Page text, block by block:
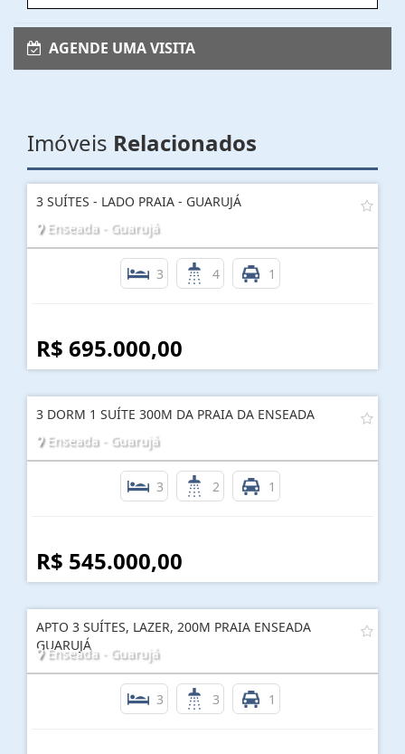
AGENDE UMA VISITA
Imóveis Relacionados
3 SUÍTES - LADO PRAIA - GUARUJÁ
Enseada - Guarujá
3 4 1
R$ 695.000,00
3 DORM 1 SUÍTE 300M DA PRAIA DA ENSEADA
Enseada - Guarujá
3 2 1
R$ 545.000,00
APTO 3 SUÍTES, LAZER, 200M PRAIA ENSEADA
GUARUJÁ
Enseada - Guarujá
3 3 1